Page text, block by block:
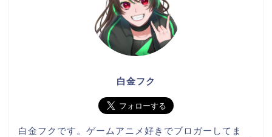
白金フク
白金フクです。ゲームアニメ好きでブロガーしてま